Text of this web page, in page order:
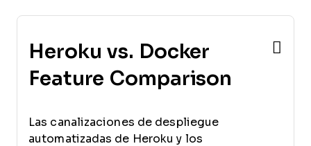
Heroku vs. Docker
Feature Comparison
Las canalizaciones de despliegue
automatizadas de Heroku y los